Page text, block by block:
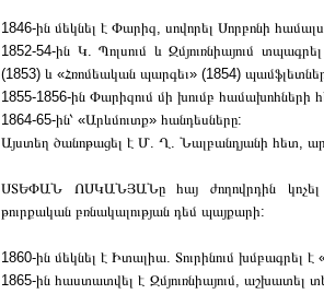
1846-ին մեկնել է Փարիզ, սովորել Սորբոնի
1852-54-ին Կ. Պոլսում և Զմյուռնիայում
(1853) և «Հռոմեական պարգեւ» (1854)
1855-1856-ին Փարիզում մի խումբ համախոհների
1864-65-ին՝ «Արևմուտք» հանդեսները:
Այստեղ ծանոթացել է Մ. Ղ. Նալբանդյանի հետ,
ՍՏԵՓԱՆ ՈՍԿԱՆՅԱՆը հայ ժողովրդին կոչել
թուրքական բռնակալության դեմ պայքարի:
1860-ին մեկնել է Իտալիա. Տուրինում խմբագրել
1865-ին հաստատվել է Զմյուռնիայում, աշխատել